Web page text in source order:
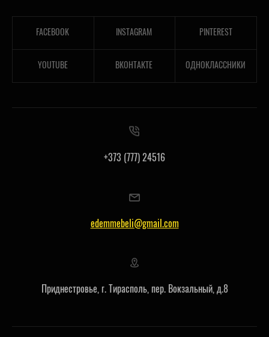
FACEBOOK INSTAGRAM PINTEREST
YOUTUBE ВКОНТАКТЕ ОДНОКЛАССНИКИ
+373 (777) 24516
edemmebeli@gmail.com
Приднестровье, г. Тирасполь, пер. Вокзальный, д.8